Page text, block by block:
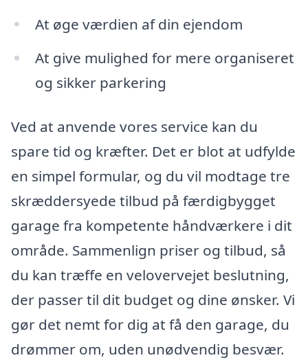
At øge værdien af din ejendom
At give mulighed for mere organiseret
og sikker parkering
Ved at anvende vores service kan du
spare tid og kræfter. Det er blot at udfylde
en simpel formular, og du vil modtage tre
skræddersyede tilbud på færdigbygget
garage fra kompetente håndværkere i dit
område. Sammenlign priser og tilbud, så
du kan træffe en velovervejet beslutning,
der passer til dit budget og dine ønsker. Vi
gør det nemt for dig at få den garage, du
drømmer om, uden unødvendig besvær.